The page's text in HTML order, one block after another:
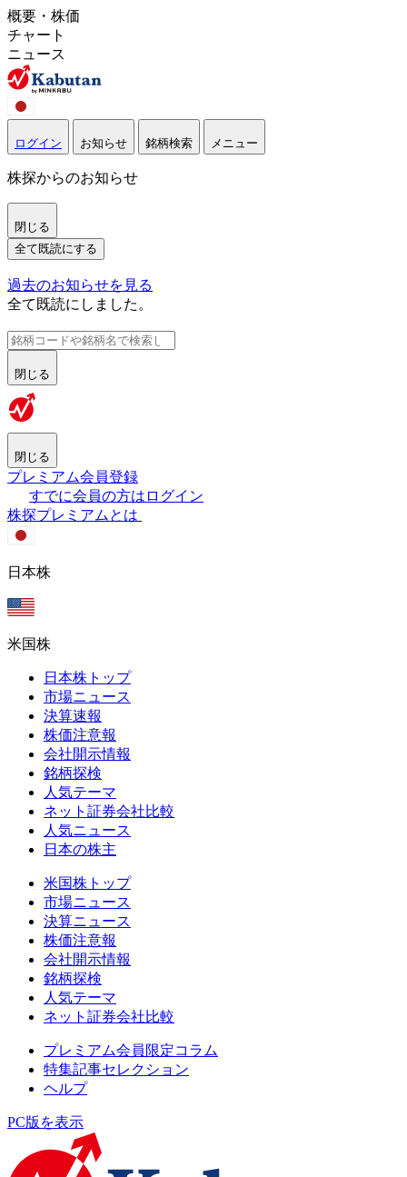
概要・株価
チャート
ニュース
ログイン お知らせ 銘柄検索 メニュー
株探からのお知らせ
閉じる
全て既読にする
過去のお知らせを見る
全て既読にしました。
閉じる
閉じる
プレミアム会員登録
すでに会員の方はログイン
株探プレミアムとは
日本株
米国株
日本株トップ
市場ニュース
決算速報
株価注意報
会社開示情報
銘柄探検
人気テーマ
ネット証券会社比較
人気ニュース
日本の株主
米国株トップ
市場ニュース
決算ニュース
株価注意報
会社開示情報
銘柄探検
人気テーマ
ネット証券会社比較
プレミアム会員限定コラム
特集記事セレクション
ヘルプ
PC版を表示